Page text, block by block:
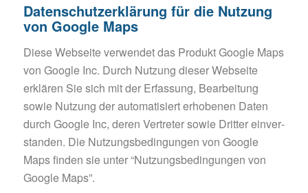
Datenschutzerklärung für die Nutzung
von Google Maps
Diese Web­sei­te ver­wen­det das Pro­dukt Goog­le Maps
von Goog­le Inc. Durch Nut­zung die­ser Web­sei­te
erklä­ren Sie sich mit der Erfas­sung, Bear­bei­tung
sowie Nut­zung der auto­ma­ti­siert erho­be­nen Daten
durch Goog­le Inc, deren Ver­tre­ter sowie Drit­ter ein­ver­
stan­den. Die Nut­zungs­be­din­gun­gen von Goog­le
Maps fin­den sie unter “Nut­zungs­be­din­gun­gen von
Goog­le Maps”.